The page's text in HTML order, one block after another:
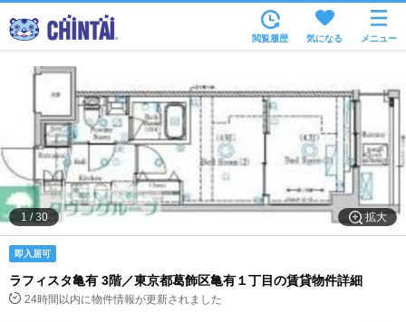
住所から
家賃相場から
通勤通学時間から
物件特集から
閲覧履歴 気になる メニュー
拡大
1 /30
即入居可
ラフィスタ亀有 3階／東京都葛飾区亀有１丁目の賃貸物件詳細
24時間以内に物件情報が更新されました